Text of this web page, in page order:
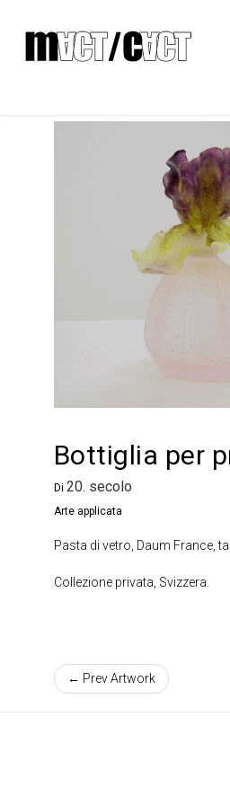
Bottiglia per
Di 20. secolo
Arte applicata
Pasta di vetro, Daum France,
Collezione privata, Svizzera.
← Prev Artwork